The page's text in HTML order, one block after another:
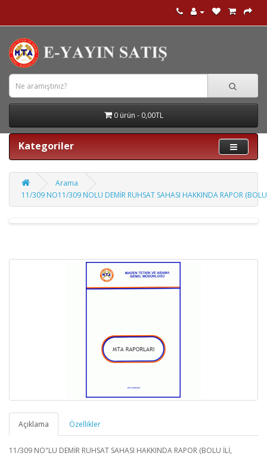
0 ürün - 0,00TL
Kategoriler
Arama
11/309 NO11/309 NOLU DEMİR RUHSAT SAHASI HAKKINDA RAPOR (BOLU
Açıklama Özellikler
11/309 NO"LU DEMİR RUHSAT SAHASI HAKKINDA RAPOR (BOLU İLİ,